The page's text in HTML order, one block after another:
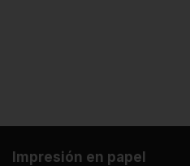
Impresión en papel